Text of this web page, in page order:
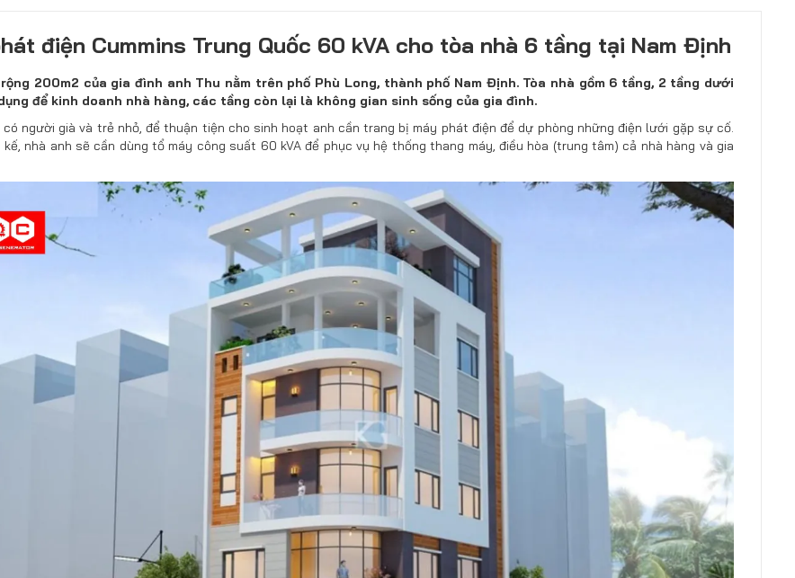
điện Cummins Trung Quốc 60 kVA cho tòa nhà 6 tầng tại Nam Định
200m2 của gia đình anh Thu nằm trên phố Phù Long, thành phố Nam Định. Tòa nhà gồm 6 tầng, 2 tầng dưới
để kinh doanh nhà hàng, các tầng còn lại là không gian sinh sống của gia đình.
có người già và trẻ nhỏ, để thuận tiện cho sinh hoạt anh cần trang bị máy phát điện để dự phòng những điện lưới gặp sự cố.
nhà anh sẽ cần dùng tổ máy công suất 60 kVA để phục vụ hệ thống thang máy, điều hòa (trung tâm) cả nhà hàng và gia